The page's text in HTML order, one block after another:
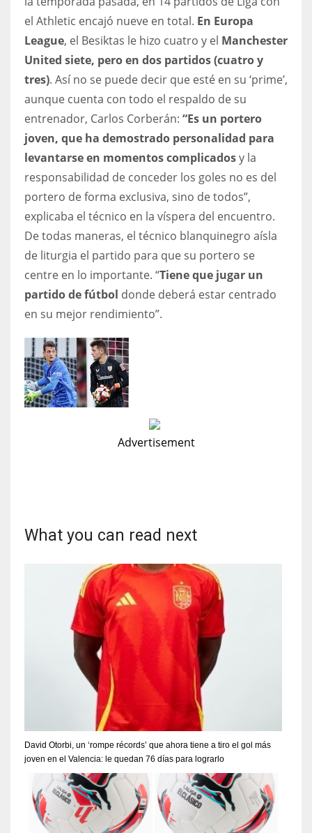
el Athletic encajó nueve en total. En Europa
League, el Besiktas le hizo cuatro y el Manchester
United siete, pero en dos partidos (cuatro y
tres). Así no se puede decir que esté en su ‘prime’,
aunque cuenta con todo el respaldo de su
entrenador, Carlos Corberán: “Es un portero
joven, que ha demostrado personalidad para
levantarse en momentos complicadosy la
responsabilidad de conceder los goles no es del
portero de forma exclusiva, sino de todos”,
explicaba el técnico en la víspera del encuentro.
De todas maneras, el técnico blanquinegro aísla
de liturgia el partido para que su portero se
centre en lo importante. “Tiene que jugar un
partido de fútbol donde deberá estar centrado
en su mejor rendimiento”.
Advertisement
What you can read next
David Otorbi, un ‘rompe récords’ que ahora tiene a tiro el gol más
joven en el Valencia: le quedan 76 días para lograrlo